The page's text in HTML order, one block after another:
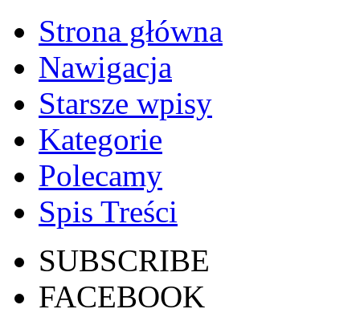
Strona główna
Nawigacja
Starsze wpisy
Kategorie
Polecamy
Spis Treści
SUBSCRIBE
FACEBOOK